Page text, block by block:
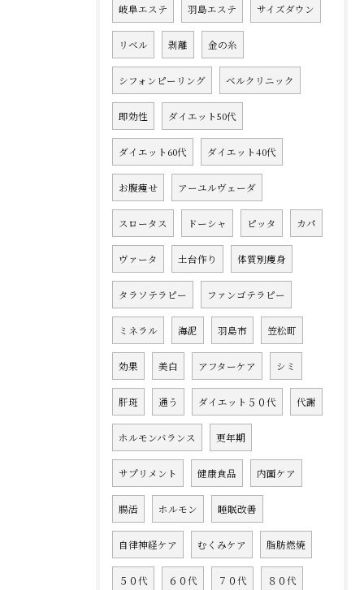
岐阜エステ 羽島エステ サイズダウン
リベル 剥離 金の糸
シフォンピーリング ベルクリニック
即効性 ダイエット50代
ダイエット60代 ダイエット40代
お腹痩せ アーユルヴェーダ
スロータス ドーシャ ピッタ カパ
ヴァータ 土台作り 体質別痩身
タラソテラピー ファンゴテラピー
ミネラル 海泥 羽島市 笠松町
効果 美白 アフターケア シミ
肝斑 通う ダイエット５０代 代謝
ホルモンバランス 更年期
サプリメント 健康食品 内面ケア
腸活 ホルモン 睡眠改善
自律神経ケア むくみケア 脂肪燃焼
５０代 ６０代 ７０代 ８０代